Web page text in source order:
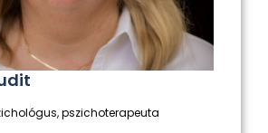
pszichoterapeuta